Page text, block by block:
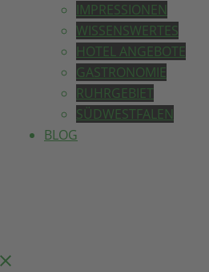
IMPRESSIONEN
WISSENSWERTES
HOTEL ANGEBOTE
GASTRONOMIE
RUHRGEBIET
SÜDWESTFALEN
BLOG
Menü